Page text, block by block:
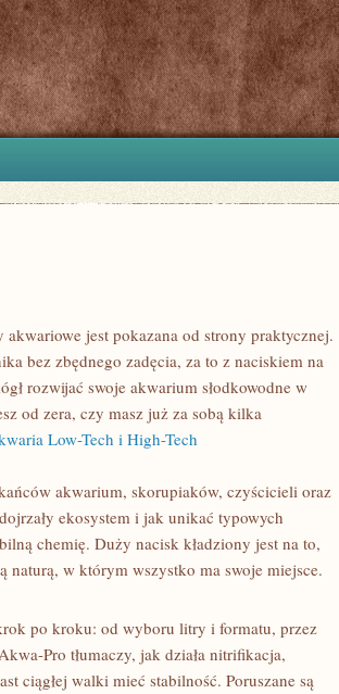
jest pokazana od strony praktycznej.
bez zbędnego zadęcia, za to z naciskiem na
rozwijać swoje akwarium słodkowodne w
od zera, czy masz już za sobą kilka
Low-Tech i High-Tech
akwarium, skorupiaków, czyścicieli oraz
ekosystem i jak unikać typowych
chemię. Duży nacisk kładziony jest na to,
w którym wszystko ma swoje miejsce.
po kroku: od wyboru litry i formatu, przez
Pro tłumaczy, jak działa nitrifikacja,
ciągłej walki mieć stabilność. Poruszane są